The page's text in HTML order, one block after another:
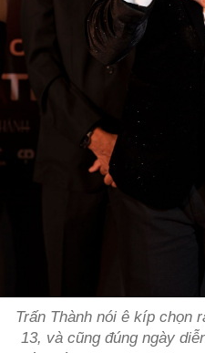
Trấn Thành nói ê kíp chọn
13, và cũng đúng ngày